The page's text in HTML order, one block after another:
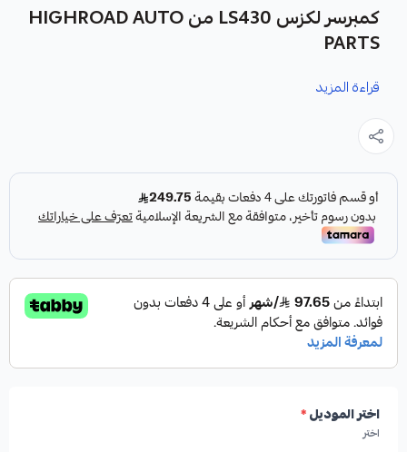
كمبرسر لكزس LS430 من HIGHROAD AUTO
PARTS
الأداء الأمثل لنظام التكييف في سيارتك.
مميزات المنتج:
✓جودة عالية تضمن أداءً موثوقاً.
قراءة المزيد
اختر الموديل*
اختر